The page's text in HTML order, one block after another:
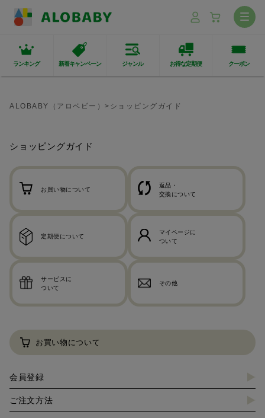
ランキング 新着キャンペーン ジャンル お得な定期便 クーポン
ALOBABY（アロベビー） ショッピングガイド
ショッピングガイド
お買い物について
返品・
交換について
定期便について
マイページに
ついて
サービスに
ついて
その他
お買い物について
会員登録
ご注文方法